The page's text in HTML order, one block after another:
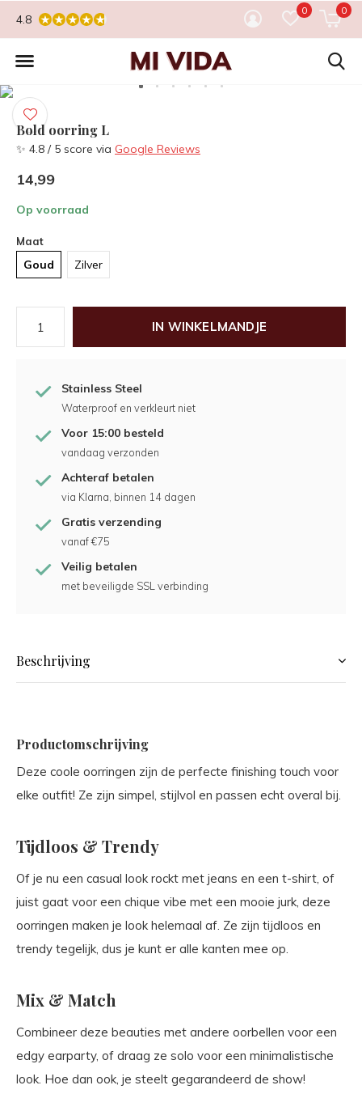
0 0
4.8
Bold oorring L
✨ 4.8 / 5 score via Google Reviews
14,99
Op voorraad
Maat
Goud Zilver
IN WINKELMANDJE
Stainless Steel
Waterproof en verkleurt niet
Voor 15:00 besteld
vandaag verzonden
Achteraf betalen
via Klarna, binnen 14 dagen
Gratis verzending
vanaf €75
Veilig betalen
met beveiligde SSL verbinding
Beschrijving
Productomschrijving
Deze coole oorringen zijn de perfecte finishing touch voor
elke outfit! Ze zijn simpel, stijlvol en passen echt overal bij.
Tijdloos & Trendy
Of je nu een casual look rockt met jeans en een t-shirt, of
juist gaat voor een chique vibe met een mooie jurk, deze
oorringen maken je look helemaal af. Ze zijn tijdloos en
trendy tegelijk, dus je kunt er alle kanten mee op.
Mix & Match
Combineer deze beauties met andere oorbellen voor een
edgy earparty, of draag ze solo voor een minimalistische
look. Hoe dan ook, je steelt gegarandeerd de show!